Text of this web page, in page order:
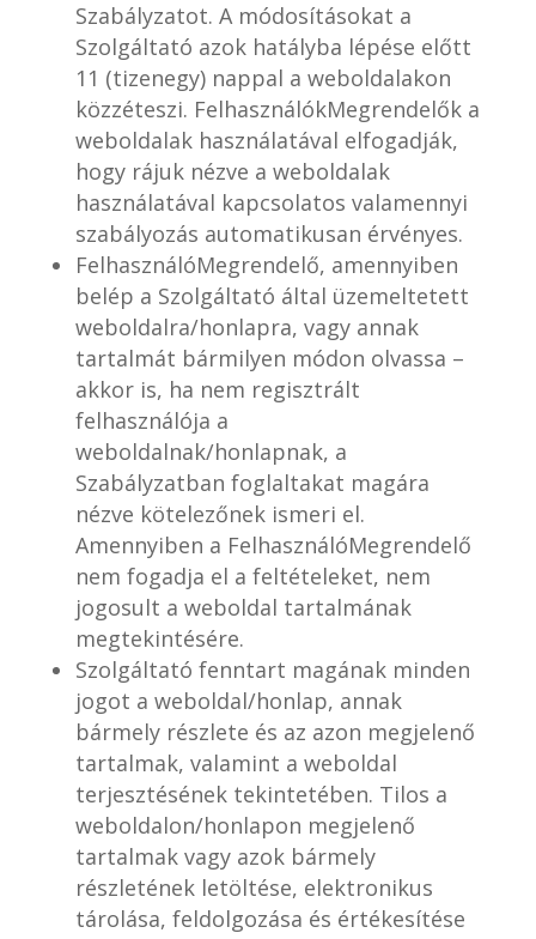
Szabályzatot. A módosításokat a
Szolgáltató azok hatályba lépése előtt
11 (tizenegy) nappal a weboldalakon
közzéteszi. FelhasználókMegrendelők a
weboldalak használatával elfogadják,
hogy rájuk nézve a weboldalak
használatával kapcsolatos valamennyi
szabályozás automatikusan érvényes.
FelhasználóMegrendelő, amennyiben
belép a Szolgáltató által üzemeltetett
weboldalra/honlapra, vagy annak
tartalmát bármilyen módon olvassa –
akkor is, ha nem regisztrált
felhasználója a
weboldalnak/honlapnak, a
Szabályzatban foglaltakat magára
nézve kötelezőnek ismeri el.
Amennyiben a FelhasználóMegrendelő
nem fogadja el a feltételeket, nem
jogosult a weboldal tartalmának
megtekintésére.
Szolgáltató fenntart magának minden
jogot a weboldal/honlap, annak
bármely részlete és az azon megjelenő
tartalmak, valamint a weboldal
terjesztésének tekintetében. Tilos a
weboldalon/honlapon megjelenő
tartalmak vagy azok bármely
részletének letöltése, elektronikus
tárolása, feldolgozása és értékesítése